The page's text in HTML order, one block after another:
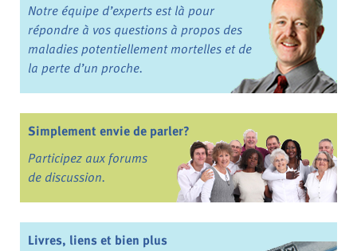
Notre équipe d’experts est là pour
répondre à vos questions à propos des
maladies potentiellement mortelles et de
la perte d’un proche.
Simplement envie de parler?
Participez aux forums
de discussion.
Livres, liens et bien plus